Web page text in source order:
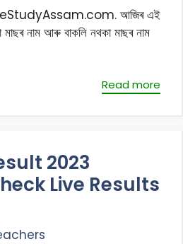
আজিৰ এই
মাছৰ নাম আৰু বাকলি নথকা মাছৰ নাম
Read more
2023
Live Results